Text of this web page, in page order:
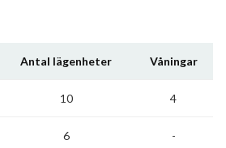
Antal lägenheter Våningar
10 4
6 -